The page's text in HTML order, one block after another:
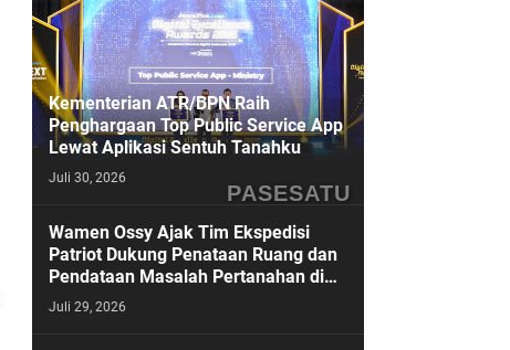
PASESATU
Kementerian ATR/BPN Raih
Penghargaan Top Public Service App
Lewat Aplikasi Sentuh Tanahku
Juli 30, 2026
Wamen Ossy Ajak Tim Ekspedisi
Patriot Dukung Penataan Ruang dan
Pendataan Masalah Pertanahan di
Kawasan Transmigrasi
Juli 29, 2026